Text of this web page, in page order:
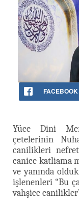
FACEBOOK
Yüce Dini
çetelerinin
canilikleri
canice katliama
ve yanında
işlenenleri “Bu
vahşice